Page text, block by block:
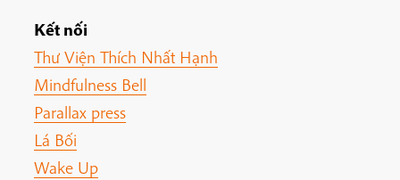
Kết nối
Thư Viện Thích Nhất Hạnh
Mindfulness Bell
Parallax press
Lá Bối
Wake Up